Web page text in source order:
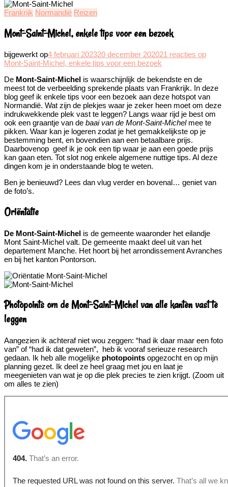
Frankrijk Normandië Reizen
Mont-Saint-Michel, enkele tips voor een bezoek
bijgewerkt op4 februari 202320 december 202021 reacties op
Mont-Saint-Michel, enkele tips voor een bezoek
De Mont-Saint-Michel is waarschijnlijk de bekendste en de
meest tot de verbeelding sprekende plaats van Frankrijk. In deze
blog geef ik enkele tips voor een bezoek aan deze hotspot van
Normandië. Wat zijn de plekjes waar je zeker heen moet om deze
indrukwekkende plek vast te leggen? Langs waar rijd je best om
ook een graantje van de baai van de Mont-Saint-Michelmee te
pikken. Waar kan je logeren zodat je het gemakkelijkste op je
bestemming bent, en bovendien aan een betaalbare prijs.
Daarbovenop geef ik je ook een tip waar je aan een goede prijs
kan gaan eten. Tot slot nog enkele algemene nuttige tips. Al deze
dingen kom je in onderstaande blog te weten.
Ben je benieuwd? Lees dan vlug verder en bovenal… geniet van
de foto’s.
Oriëntatie
De Mont-Saint-Michel is de gemeente waaronder het eilandje
Mont Saint-Michel valt. De gemeente maakt deel uit van het
departement Manche. Het hoort bij het arrondissement Avranches
en bij het kanton Pontorson.
Photopoints om de Mont-Saint-Michel van alle kanten vast te
leggen
Aangezien ik achteraf niet wou zeggen: “had ik daar maar een foto
van” of “had ik dat geweten”, heb ik vooraf serieuze research
gedaan. Ik heb alle mogelijke photopoints opgezocht en op mijn
planning gezet. Ik deel ze heel graag met jou en laat je
meegenieten van wat je op die plek precies te zien krijgt. (Zoom uit
om alles te zien)